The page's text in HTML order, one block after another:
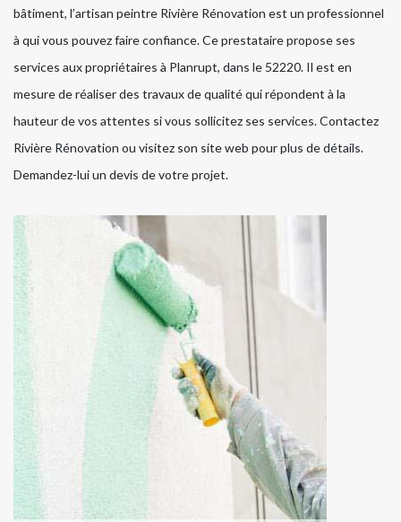
bâtiment, l’artisan peintre Rivière Rénovation est un professionnel
à qui vous pouvez faire confiance. Ce prestataire propose ses
services aux propriétaires à Planrupt, dans le 52220. Il est en
mesure de réaliser des travaux de qualité qui répondent à la
hauteur de vos attentes si vous sollicitez ses services. Contactez
Rivière Rénovation ou visitez son site web pour plus de détails.
Demandez-lui un devis de votre projet.